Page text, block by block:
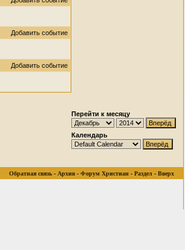
Добавить событие
Добавить событие
Перейти к месяцу
Календарь
Обратная связь - Архив - Форум Христиан - Раздел - Вверх